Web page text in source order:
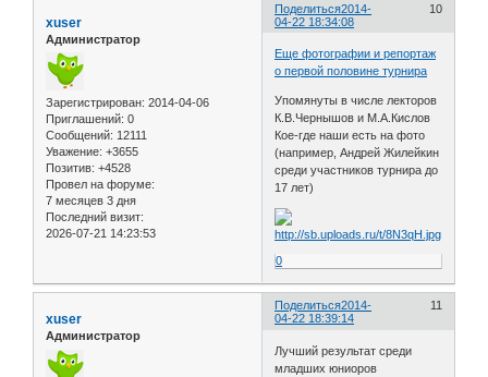
Поделиться 10
2014-
04-22 18:34:08
xuser
Администратор
Зарегистрирован: 2014-04-06
Приглашений: 0
Сообщений: 12111
Уважение: +3655
Позитив: +4528
Провел на форуме:
7 месяцев 3 дня
Последний визит:
2026-07-21 14:23:53
Еще фотографии и репортаж
о первой половине турнира
Упомянуты в числе лекторов
К.В.Чернышов и М.А.Кислов
Кое-где наши есть на фото
(например, Андрей Жилейкин
среди участников турнира до
17 лет)
0
Поделиться 11
2014-
04-22 18:39:14
xuser
Администратор
Лучший результат среди
младших юниоров